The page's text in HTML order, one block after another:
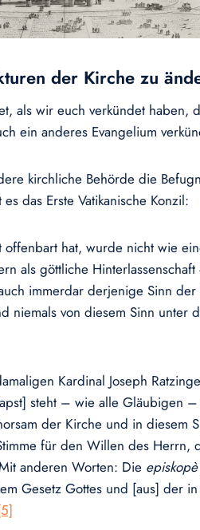
der Kirche zu
als wir euch verkündet
ein anderes Evangelium
kirchliche Behörde die
das Erste Vatikanische Konzil:
hat, wurde nicht wie
als göttliche
immerdar derjenige Sinn
niemals von diesem Sinn unter
Kardinal Joseph
steht – wie alle Gläubigen
der Kirche und in diesem
für den Willen des
anderen Worten: Die episkopè
Gesetz Gottes und [aus] der